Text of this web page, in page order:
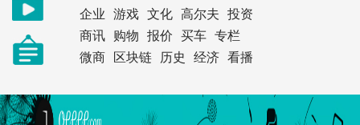
企业
游戏 文化 高尔夫
投资
商讯
购物 报价 买车
专栏
微商
区块链 历史 经济 看播